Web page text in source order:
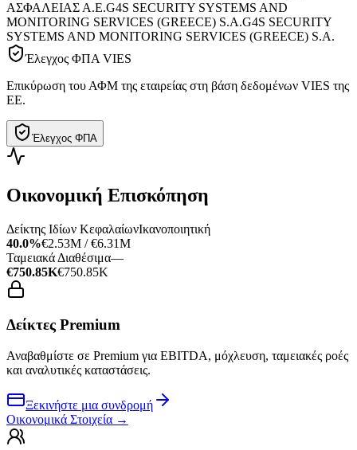
ΑΣΦΑΛΕΙΑΣ Α.Ε.G4S SECURITY SYSTEMS AND
MONITORING SERVICES (GREECE) S.A.G4S SECURITY
SYSTEMS AND MONITORING SERVICES (GREECE) S.A.
Έλεγχος ΦΠΑ VIES
Επικύρωση του ΑΦΜ της εταιρείας στη βάση δεδομένων VIES της
ΕΕ.
Έλεγχος ΦΠΑ
Οικονομική Επισκόπηση
Δείκτης Ιδίων ΚεφαλαίωνΙκανοποιητική
40.0%€2.53M / €6.31M
Ταμειακά Διαθέσιμα—
€750.85K€750.85K
Δείκτες Premium
Αναβαθμίστε σε Premium για EBITDA, μόχλευση, ταμειακές ροές
και αναλυτικές καταστάσεις.
Ξεκινήστε μια συνδρομή
Οικονομικά Στοιχεία →